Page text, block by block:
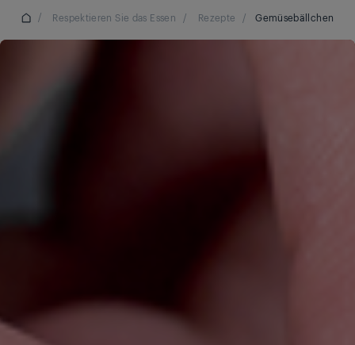
/ Respektieren Sie das Essen / Rezepte / Gemüsebällchen